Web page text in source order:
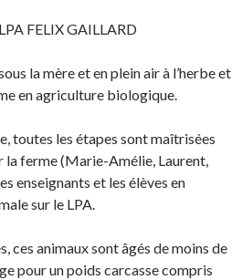
FELIX GAILLARD
la mère et en plein air à l’herbe et
en agriculture biologique.
toutes les étapes sont maîtrisées
la ferme (Marie-Amélie, Laurent,
enseignants et les élèves en
sur le LPA.
ces animaux sont âgés de moins de
pour un poids carcasse compris